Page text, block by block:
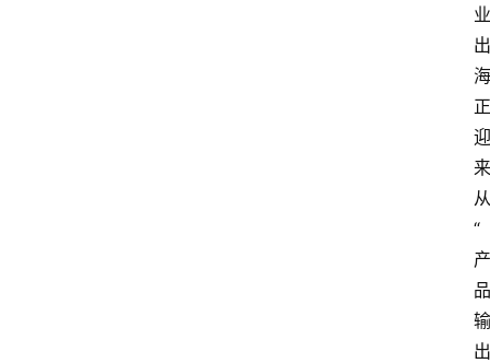
业
出
海
正
迎
来
从
“
产
品
输
出